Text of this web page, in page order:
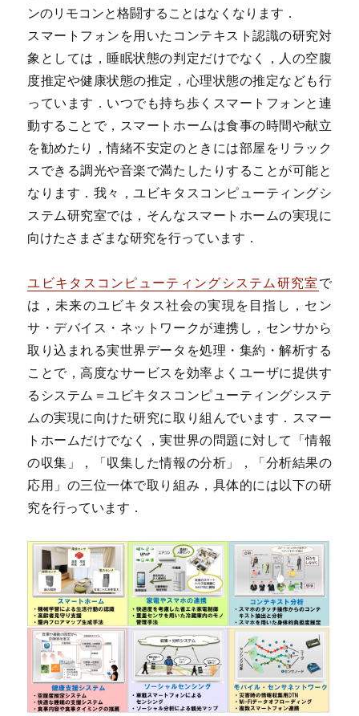
ンのリモコンと格闘することはなくなります．
スマートフォンを用いたコンテキスト認識の研究対
象としては，睡眠状態の判定だけでなく，人の空腹
度推定や健康状態の推定，心理状態の推定なども行
っています．いつでも持ち歩くスマートフォンと連
動することで，スマートホームは食事の時間や献立
を勧めたり，情緒不安定のときには部屋をリラック
スできる調光や音楽で満たしたりすることが可能と
なります．我々，ユビキタスコンピューティングシ
ステム研究室では，そんなスマートホームの実現に
向けたさまざまな研究を行っています．
ユビキタスコンピューティングシステム研究室 で
は，未来のユビキタス社会の実現を目指し，セン
サ・デバイス・ネットワークが連携し，センサから
取り込まれる実世界データを処理・集約・解析する
ことで，高度なサービスを効率よくユーザに提供す
るシステム＝ユビキタスコンピューティングシステ
ムの実現に向けた研究に取り組んでいます．スマー
トホームだけでなく，実世界の問題に対して「情報
の収集」，「収集した情報の分析」，「分析結果の
応用」の三位一体で取り組み，具体的には以下の研
究を行っています．